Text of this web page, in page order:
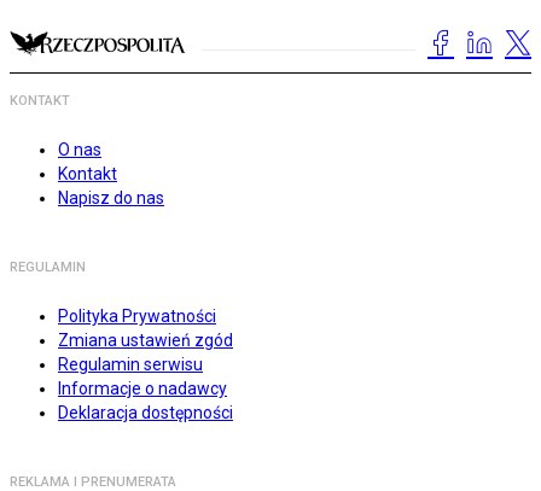
KONTAKT
O nas
Kontakt
Napisz do nas
REGULAMIN
Polityka Prywatności
Zmiana ustawień zgód
Regulamin serwisu
Informacje o nadawcy
Deklaracja dostępności
REKLAMA I PRENUMERATA